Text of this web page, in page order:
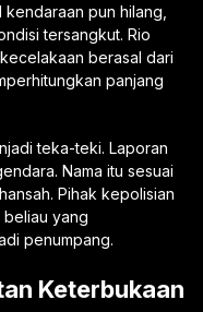
pun hilang,
tersangkut. Rio
berasal dari
panjang
teka-teki. Laporan
Nama itu sesuai
Pihak kepolisian
beliau yang
penumpang.
Keterbukaan